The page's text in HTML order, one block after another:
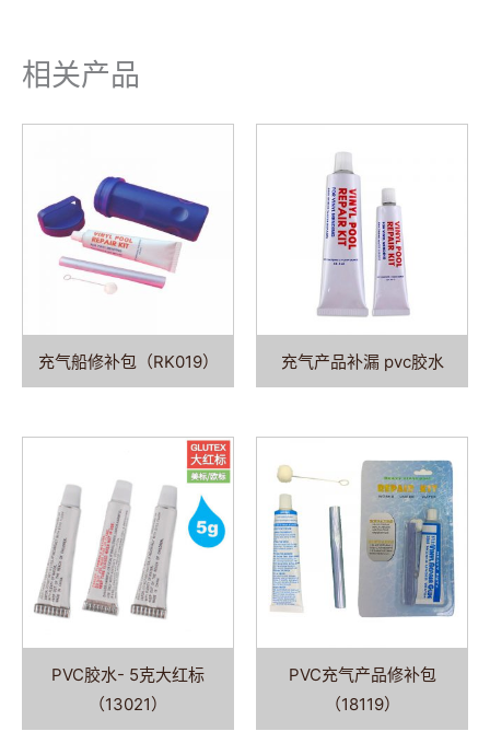
相关产品
充气船修补包（RK019） 充气产品补漏 pvc胶水
PVC胶水- 5克大红标
（13021）
PVC充气产品修补包
（18119）